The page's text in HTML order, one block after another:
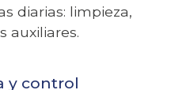
diarias: limpieza,
auxiliares.
y control